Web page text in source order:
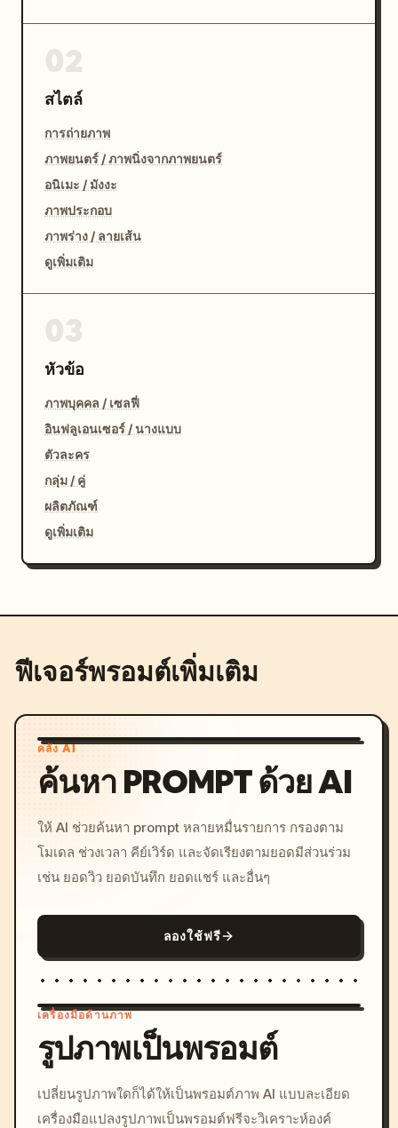
สไตล์
การถ่ายภาพ
ภาพยนตร์ / ภาพนิ่งจากภาพยนตร์
อนิเมะ / มังงะ
ภาพประกอบ
ภาพร่าง / ลายเส้น
ดูเพิ่มเติม
หัวข้อ
ภาพบุคคล / เซลฟี่
อินฟลูเอนเซอร์ / นางแบบ
ตัวละคร
กลุ่ม / คู่
ผลิตภัณฑ์
ดูเพิ่มเติม
ฟีเจอร์พรอมต์เพิ่มเติม
คลัง AI
ค้นหา PROMPT ด้วย AI
ให้ AI ช่วยค้นหา prompt หลายหมื่นรายการ กรองตาม
โมเดล ช่วงเวลา คีย์เวิร์ด และจัดเรียงตามยอดมีส่วนร่วม
เช่น ยอดวิว ยอดบันทึก ยอดแชร์ และอื่นๆ
ลองใช้ฟรี
c, cyberpunk sunset, neon
colors, 8k --v 6.0
เครื่องมือด้านภาพ
รูปภาพเป็นพรอมต์
เปลี่ยนรูปภาพใดก็ได้ให้เป็นพรอมต์ภาพ AI แบบละเอียด
เครื่องมือแปลงรูปภาพเป็นพรอมต์ฟรีจะวิเคราะห์องค์